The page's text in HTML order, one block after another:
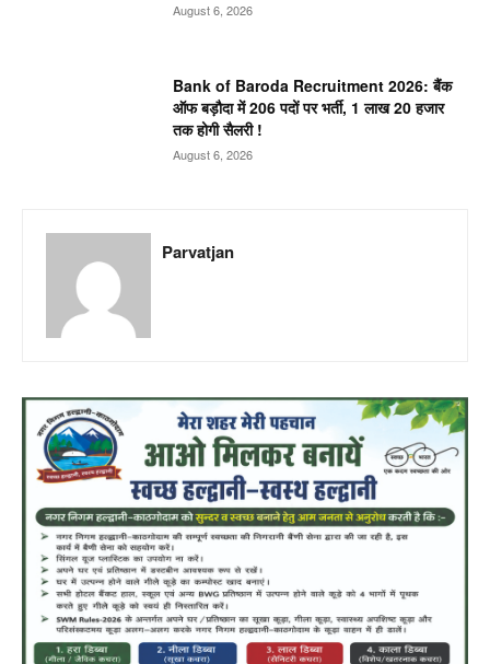
August 6, 2026
Bank of Baroda Recruitment 2026: बैंक
ऑफ बड़ौदा में 206 पदों पर भर्ती, 1 लाख 20 हजार
तक होगी सैलरी !
August 6, 2026
Parvatjan